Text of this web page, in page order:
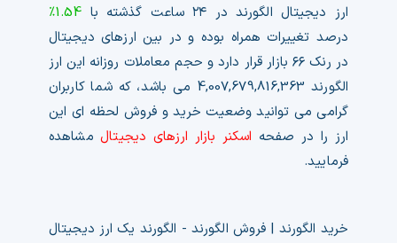
ارز دیجیتال الگورند در ۲۴ ساعت گذشته با
1.54%
درصد تغییرات همراه بوده و در بین ارزهای دیجیتال
در رنک ۶۶ بازار قرار دارد و حجم معاملات روزانه این ارز
الگورند 4,007,679,816,363 می باشد، که شما کاربران
گرامی می توانید وضعیت خرید و فروش لحظه ای این
ارز را در صفحه اسکنر بازار ارزهای دیجیتالمشاهده
فرمایید.
خرید الگورند | فروش الگورند - الگورند یک ارز دیجیتال